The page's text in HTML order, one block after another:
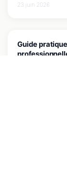
23 juin 2026
J'EXPLORE LES
Guide